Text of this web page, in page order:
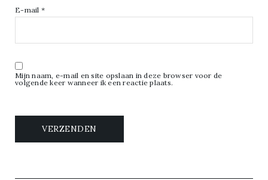
E-mail *
Mijn naam, e-mail en site opslaan in deze browser voor de
volgende keer wanneer ik een reactie plaats.